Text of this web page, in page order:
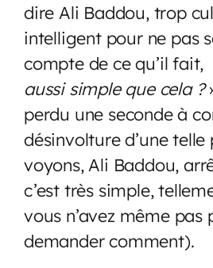
dire Ali Baddou, trop
intelligent pour ne pas
compte de ce qu’il fait,
aussi simple que cela ?
perdu une seconde à
désinvolture d’une telle
voyons, Ali Baddou,
c’est très simple,
vous n’avez même pas
demander comment).